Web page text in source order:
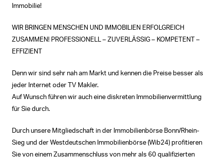
Immobilie!
WIR BRINGEN MENSCHEN UND IMMOBILIEN ERFOLGREICH
ZUSAMMEN! PROFESSIONELL – ZUVERLÄSSIG – KOMPETENT –
EFFIZIENT
Denn wir sind sehr nah am Markt und kennen die Preise besser als
jeder Internet oder TV Makler.
Auf Wunsch führen wir auch eine diskreten Immobilienvermittlung
für Sie durch.
Durch unsere Mitgliedschaft in der Immobilienbörse Bonn/Rhein-
Sieg und der Westdeutschen Immobilienbörse (Wib24) profitieren
Sie von einem Zusammenschluss von mehr als 60 qualifizierten